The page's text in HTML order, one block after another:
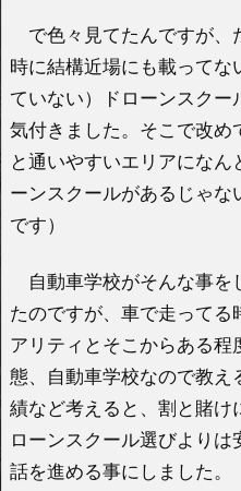
で色々見てたんですが、
時に結構近場にも載って
ていない）ドローンスクー
気付きました。そこで改め
と通いやすいエリアにな
ーンスクールがあるじゃな
です）
自動車学校がそんな事を
たのですが、車で走ってる
アリティとそこからある
態、自動車学校なので教え
績など考えると、割と賭け
ローンスクール選びより
話を進める事にしました。